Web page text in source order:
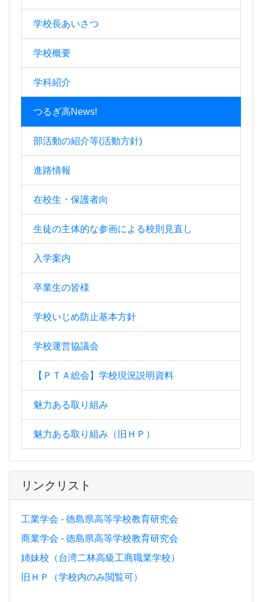
学校長あいさつ
学校概要
学科紹介
つるぎ高News!
部活動の紹介等(活動方針)
進路情報
在校生・保護者向
生徒の主体的な参画による校則見直し
入学案内
卒業生の皆様
学校いじめ防止基本方針
学校運営協議会
【ＰＴＡ総会】学校現況説明資料
魅力ある取り組み
魅力ある取り組み（旧ＨＰ）
リンクリスト
工業学会 - 徳島県高等学校教育研究会
商業学会 - 徳島県高等学校教育研究会
姉妹校（台湾二林高級工商職業学校）
旧ＨＰ（学校内のみ閲覧可）